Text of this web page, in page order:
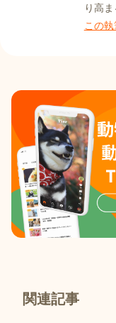
り高
この
関連記事